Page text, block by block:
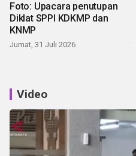
Foto: Upacara penutupan
Diklat SPPI KDKMP dan
KNMP
Jumat, 31 Juli 2026
Video